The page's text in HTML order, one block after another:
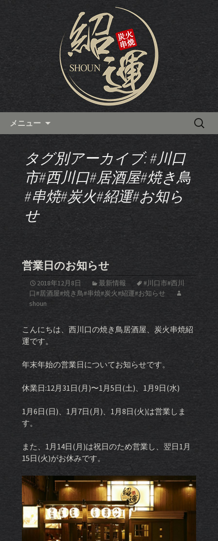
西川口の焼き鳥居酒屋「炭火串
焼 紹運」の最新情報
西川口から徒歩4分にある、カウンター
で食べるアツアツの焼鳥が人気の焼き
鳥居酒屋「炭火串焼 紹運」。白レバー
やハツといった串焼きだけでなく、宴
会でも人気のモツ鍋もおすすめです。
メニュー
検
タグ別アーカイブ: #川口
市#西川口#居酒屋#焼き鳥
#串焼#炭火#紹運#お知ら
せ
営業日のお知らせ
2018年12月8日 最新情報
#川口市#西川
口#居酒屋#焼き鳥#串焼#炭火#紹運#お知らせ
shoun
こんにちは、西川口の焼き鳥居酒屋、炭火串焼紹
運です。
年末年始の営業日についてお知らせです。
休業日:12月31日(月)〜1月5日(土)、1月9日(水)
1月6日(日)、1月7日(月)、1月8日(火)は営業しま
す。
また、1月14日(月)は祝日のため営業し、翌日1月
15日(火)がお休みです。